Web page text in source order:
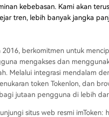
kebebasan. Kami akan
tren, lebih banyak jangka
2016, berkomitmen untuk
mengakses dan
Melalui integrasi mendalam
token Tokenlon, dan
jutaan pengguna di lebih
situs web resmi imToken: